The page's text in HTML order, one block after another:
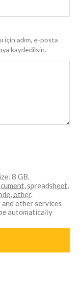
için adım, e-posta
kaydedilsin.
8 GB.
spreadsheet
, other.
other services
automatically